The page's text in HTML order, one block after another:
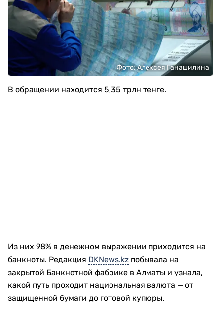
Фото: Алексея Ганашилина
В обращении находится 5,35 трлн тенге.
Из них 98% в денежном выражении приходится на
банкноты. Редакция DKNews.kz побывала на
закрытой Банкнотной фабрике в Алматы и узнала,
какой путь проходит национальная валюта — от
защищенной бумаги до готовой купюры.